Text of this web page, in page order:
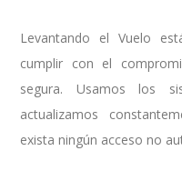
Levantando el Vuelo
cumplir con el
segura. Usamos los
actualizamos
exista ningún acceso no